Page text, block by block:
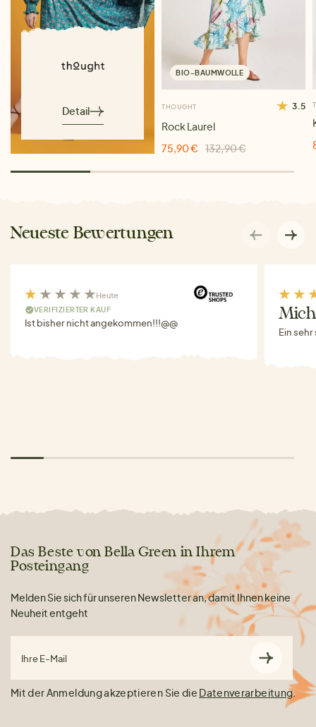
Detail
BIO-BAUMWOLLE
THOUGHT 3.5
Rock Laurel
75,90 €
132,90 €
Neueste Bewertungen
Heute
VERIFIZIERTER KAUF
Ist bisher nicht angekommen!!!@@
Ein
Das Beste von Bella Green in Ihrem
Posteingang
Melden Sie sich für unseren Newsletter an, damit Ihnen keine
Neuheit entgeht
Ihre E-Mail
Mit der Anmeldung akzeptieren Sie die Datenverarbeitung.